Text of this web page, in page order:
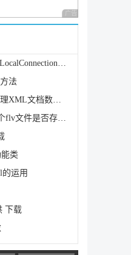
广告 商业广告，理性
超级SWF跟踪器－巧用LocalConnection的代码
法
比较完整简洁的Flash处理XML文档数据教程 上篇
用as检测服务器端的某个flv文件是否存在的代码
类
运用
下载